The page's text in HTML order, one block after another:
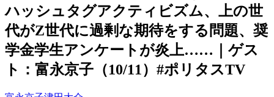
ハッシュタグアクティビズム、上の世
代がZ世代に過剰な期待をする問題、奨
学金学生アンケートが炎上……｜ゲス
ト：富永京子（10/11）#ポリタスTV